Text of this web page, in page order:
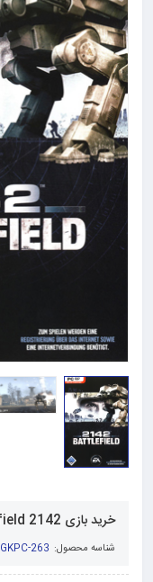
خرید بازی Battlefield 2142 – بتلفیلد ۲۱۴۲ برای PC
شناسه محصول: GKPC-263